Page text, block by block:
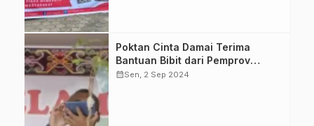
Sangatta. (Foto:
Istimewa)
Provinsi
Kalimantan Timur
serahkan 200
bibit pohon dan
8.000 ikan lele ke
Poktan Cinta Damai Terima
Bantuan Bibit dari Pemprov
Kaltim
calendar_monthSen, 2 Sep 2024